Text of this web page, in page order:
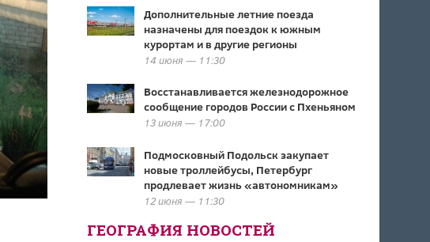
Дополнительные летние поезда
назначены для поездок к южным
курортам и в другие регионы
14 июня — 11:30
Восстанавливается железнодорожное
сообщение городов России с Пхеньяном
13 июня — 17:00
Подмосковный Подольск закупает
новые троллейбусы, Петербург
продлевает жизнь «автономникам»
12 июня — 11:30
ГЕОГРАФИЯ НОВОСТЕЙ